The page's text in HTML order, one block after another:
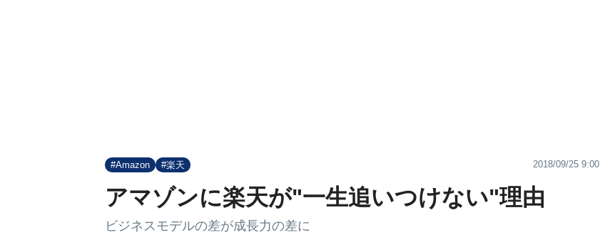
#Amazon #楽天 2018/09/25 9:00
アマゾンに楽天が"一生追いつけない"理由
ビジネスモデルの差が成長力の差に